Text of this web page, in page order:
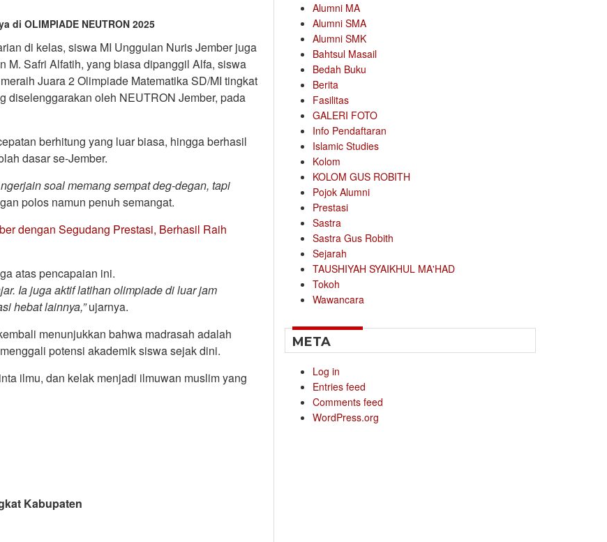
di OLIMPIADE NEUTRON 2025
di kelas, siswa MI Unggulan Nuris Jember juga
M. Safri Alfatih, yang biasa dipanggil Alfa, siswa
Juara 2 Olimpiade Matematika SD/MI tingkat
diselenggarakan oleh NEUTRON Jember, pada
berhitung yang luar biasa, hingga berhasil
dasar se-Jember.
soal memang sempat deg-degan, tapi
polos namun penuh semangat.
dengan Segudang Prestasi, Berhasil Raih
atas pencapaian ini.
Ia juga aktif latihan olimpiade di luar jam
hebat lainnya,”ujarnya.
menunjukkan bahwa madrasah adalah
potensi akademik siswa sejak dini.
ilmu, dan kelak menjadi ilmuwan muslim yang
Kabupaten
Alumni MA
Alumni SMA
Alumni SMK
Bahtsul Masail
Bedah Buku
Berita
Fasilitas
GALERI FOTO
Info Pendaftaran
Islamic Studies
Kolom
KOLOM GUS ROBITH
Pojok Alumni
Prestasi
Sastra
Sastra Gus Robith
Sejarah
TAUSHIYAH SYAIKHUL MA'HAD
Tokoh
Wawancara
META
Log in
Entries feed
Comments feed
WordPress.org